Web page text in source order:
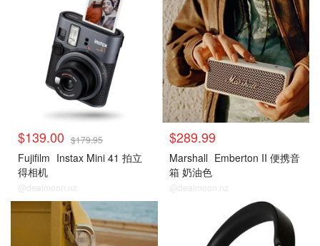
$139.00 $179.95
Fujifilm Instax Mini 41 拍立
得相机
@dealmoon.nz
$289.99
Marshall Emberton II 便携音
箱 奶油色
@dealmoon.nz